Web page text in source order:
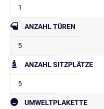
1
ANZAHL TÜREN
5
ANZAHL SITZPLÄTZE
5
UMWELTPLAKETTE